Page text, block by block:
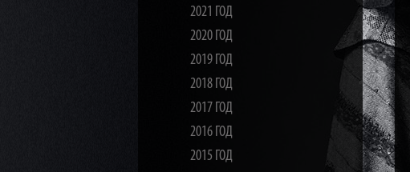
2021 ГОД
2020 ГОД
2019 ГОД
2018 ГОД
2017 ГОД
2016 ГОД
2015 ГОД